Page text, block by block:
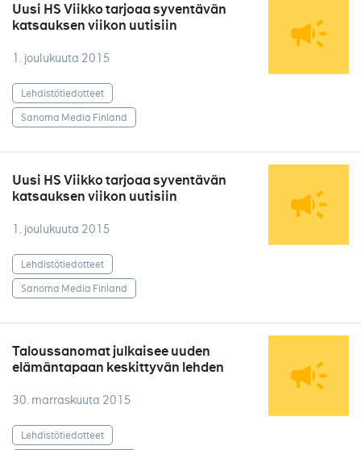
Uusi HS Viikko tarjoaa syventävän
katsauksen viikon uutisiin
1. joulukuuta 2015
Lehdistötiedotteet
Sanoma Media Finland
Uusi HS Viikko tarjoaa syventävän
katsauksen viikon uutisiin
1. joulukuuta 2015
Lehdistötiedotteet
Sanoma Media Finland
Taloussanomat julkaisee uuden
elämäntapaan keskittyvän lehden
30. marraskuuta 2015
Lehdistötiedotteet